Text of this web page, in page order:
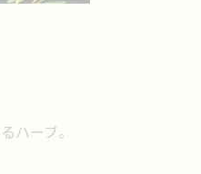
ハーブ。